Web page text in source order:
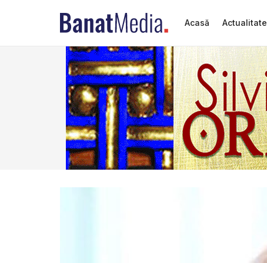
Acasă Actualitate